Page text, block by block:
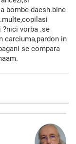
bombe daesh.bine
vorba .se
carciuma,pardon in
se compara